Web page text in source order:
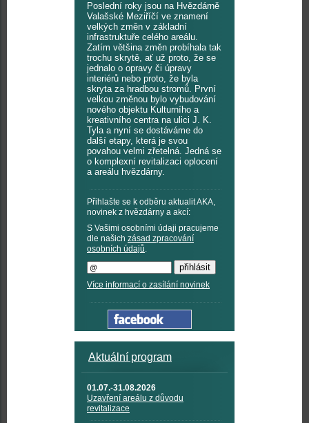
Poslední roky jsou na Hvězdárně
Valašské Meziříčí ve znamení
velkých změn v základní
infrastruktuře celého areálu.
Zatím většina změn probíhala tak
trochu skrytě, ať už proto, že se
jednalo o opravy či úpravy
interiérů nebo proto, že byla
skryta za hradbou stromů. První
velkou změnou bylo vybudování
nového objektu Kulturního a
kreativního centra na ulici J. K.
Tyla a nyní se dostáváme do
další etapy, která je svou
povahou velmi zřetelná. Jedná se
o komplexní revitalizaci oplocení
a areálu hvězdárny.
Přihlašte se k odběru aktualit AKA,
novinek z hvězdárny a akcí:
S Vašimi osobními údaji pracujeme
dle našich zásad zpracování
osobních údajů.
Více informací o zasílání novinek
Aktuální program
01.07.-31.08.2026
Uzavření areálu z důvodu
revitalizace